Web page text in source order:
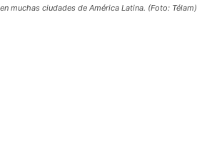
muchas ciudades de América Latina. (Foto: Télam)